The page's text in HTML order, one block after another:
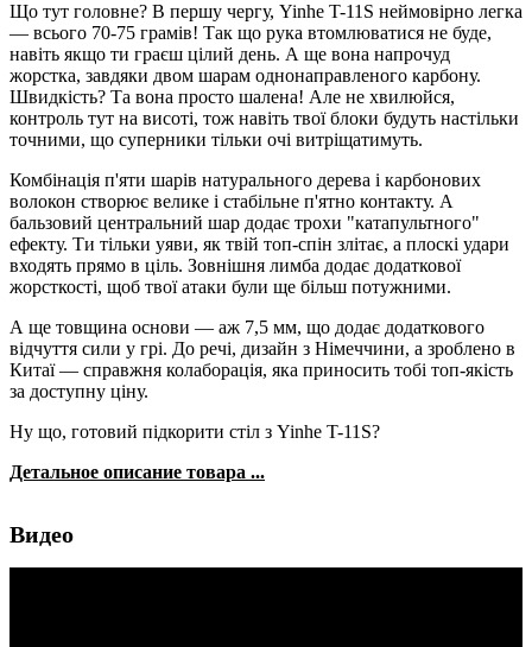
Що тут головне? В першу чергу, Yinhe T-11S неймовірно легка
— всього 70-75 грамів! Так що рука втомлюватися не буде,
навіть якщо ти граєш цілий день. А ще вона напрочуд
жорстка, завдяки двом шарам однонаправленого карбону.
Швидкість? Та вона просто шалена! Але не хвилюйся,
контроль тут на висоті, тож навіть твої блоки будуть настільки
точними, що суперники тільки очі витріщатимуть.
Комбінація п'яти шарів натурального дерева і карбонових
волокон створює велике і стабільне п'ятно контакту. А
бальзовий центральний шар додає трохи "катапультного"
ефекту. Ти тільки уяви, як твій топ-спін злітає, а плоскі удари
входять прямо в ціль. Зовнішня лимба додає додаткової
жорсткості, щоб твої атаки були ще більш потужними.
А ще товщина основи — аж 7,5 мм, що додає додаткового
відчуття сили у грі. До речі, дизайн з Німеччини, а зроблено в
Китаї — справжня колаборація, яка приносить тобі топ-якість
за доступну ціну.
Ну що, готовий підкорити стіл з Yinhe T-11S?
Детальное описание товара ...
Видео